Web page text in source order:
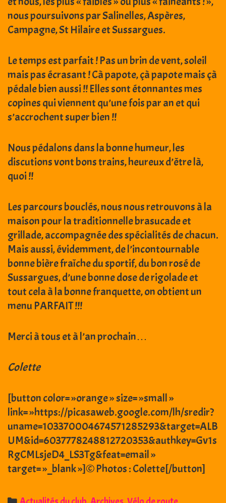
nous poursuivons par Salinelles, Aspères,
Campagne, St Hilaire et Sussargues.
Le temps est parfait ! Pas un brin de vent, soleil
mais pas écrasant ! Cà papote, çà papote mais çà
pédale bien aussi !! Elles sont étonnantes mes
copines qui viennent qu’une fois par an et qui
s’accrochent super bien !!
Nous pédalons dans la bonne humeur, les
discutions vont bons trains, heureux d’être là,
quoi !!
Les parcours bouclés, nous nous retrouvons à la
maison pour la traditionnelle brasucade et
grillade, accompagnée des spécialités de chacun.
Mais aussi, évidemment, de l’incontournable
bonne bière fraîche du sportif, du bon rosé de
Sussargues, d’une bonne dose de rigolade et
tout cela à la bonne franquette, on obtient un
menu PARFAIT !!!
Merci à tous et à l’an prochain…
Colette
[button color= »orange » size= »small »
link= »https://picasaweb.google.com/lh/sredir?
uname=103370004674571285293&target=ALB
UM&id=6037778248812720353&authkey=Gv1s
RgCMLsjeD4_LS3Tg&feat=email »
target= »_blank »]© Photos : Colette[/button]